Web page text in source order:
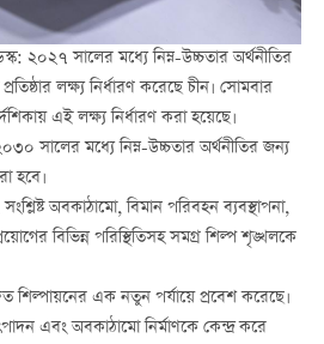
২০২৭ সালের মধ্যে নিম্ন-উচ্চতার অর্থনীতির
লক্ষ্য নির্ধারণ করেছে চীন। সোমবার
এই লক্ষ্য নির্ধারণ করা হয়েছে।
সালের মধ্যে নিম্ন-উচ্চতার অর্থনীতির জন্য
হবে।
অবকাঠামো, বিমান পরিবহন ব্যবস্থাপনা,
বিভিন্ন পরিস্থিতিসহ সমগ্র শিল্প শৃঙ্খলকে
শিল্পায়নের এক নতুন পর্যায়ে প্রবেশ করেছে।
এবং অবকাঠামো নির্মাণকে কেন্দ্র করে